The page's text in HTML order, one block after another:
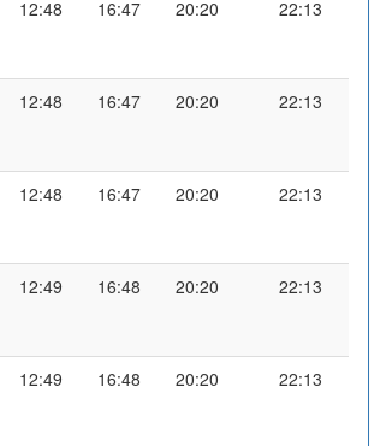
12:48 16:47 20:20 22:13
12:48 16:47 20:20 22:13
12:48 16:47 20:20 22:13
12:49 16:48 20:20 22:13
12:49 16:48 20:20 22:13